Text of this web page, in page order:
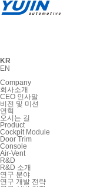
KR
EN
Company
회사소개
CEO 인사말
비전 및 미션
연혁
오시는 길
Product
Cockpit Module
Door Trim
Console
Air-Vent
R&D
R&D 소개
연구 분야
연구 개발 전략